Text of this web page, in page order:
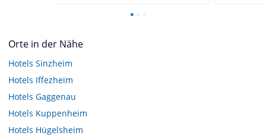
Orte in der Nähe
Hotels Sinzheim
Hotels Iffezheim
Hotels Gaggenau
Hotels Kuppenheim
Hotels Hügelsheim